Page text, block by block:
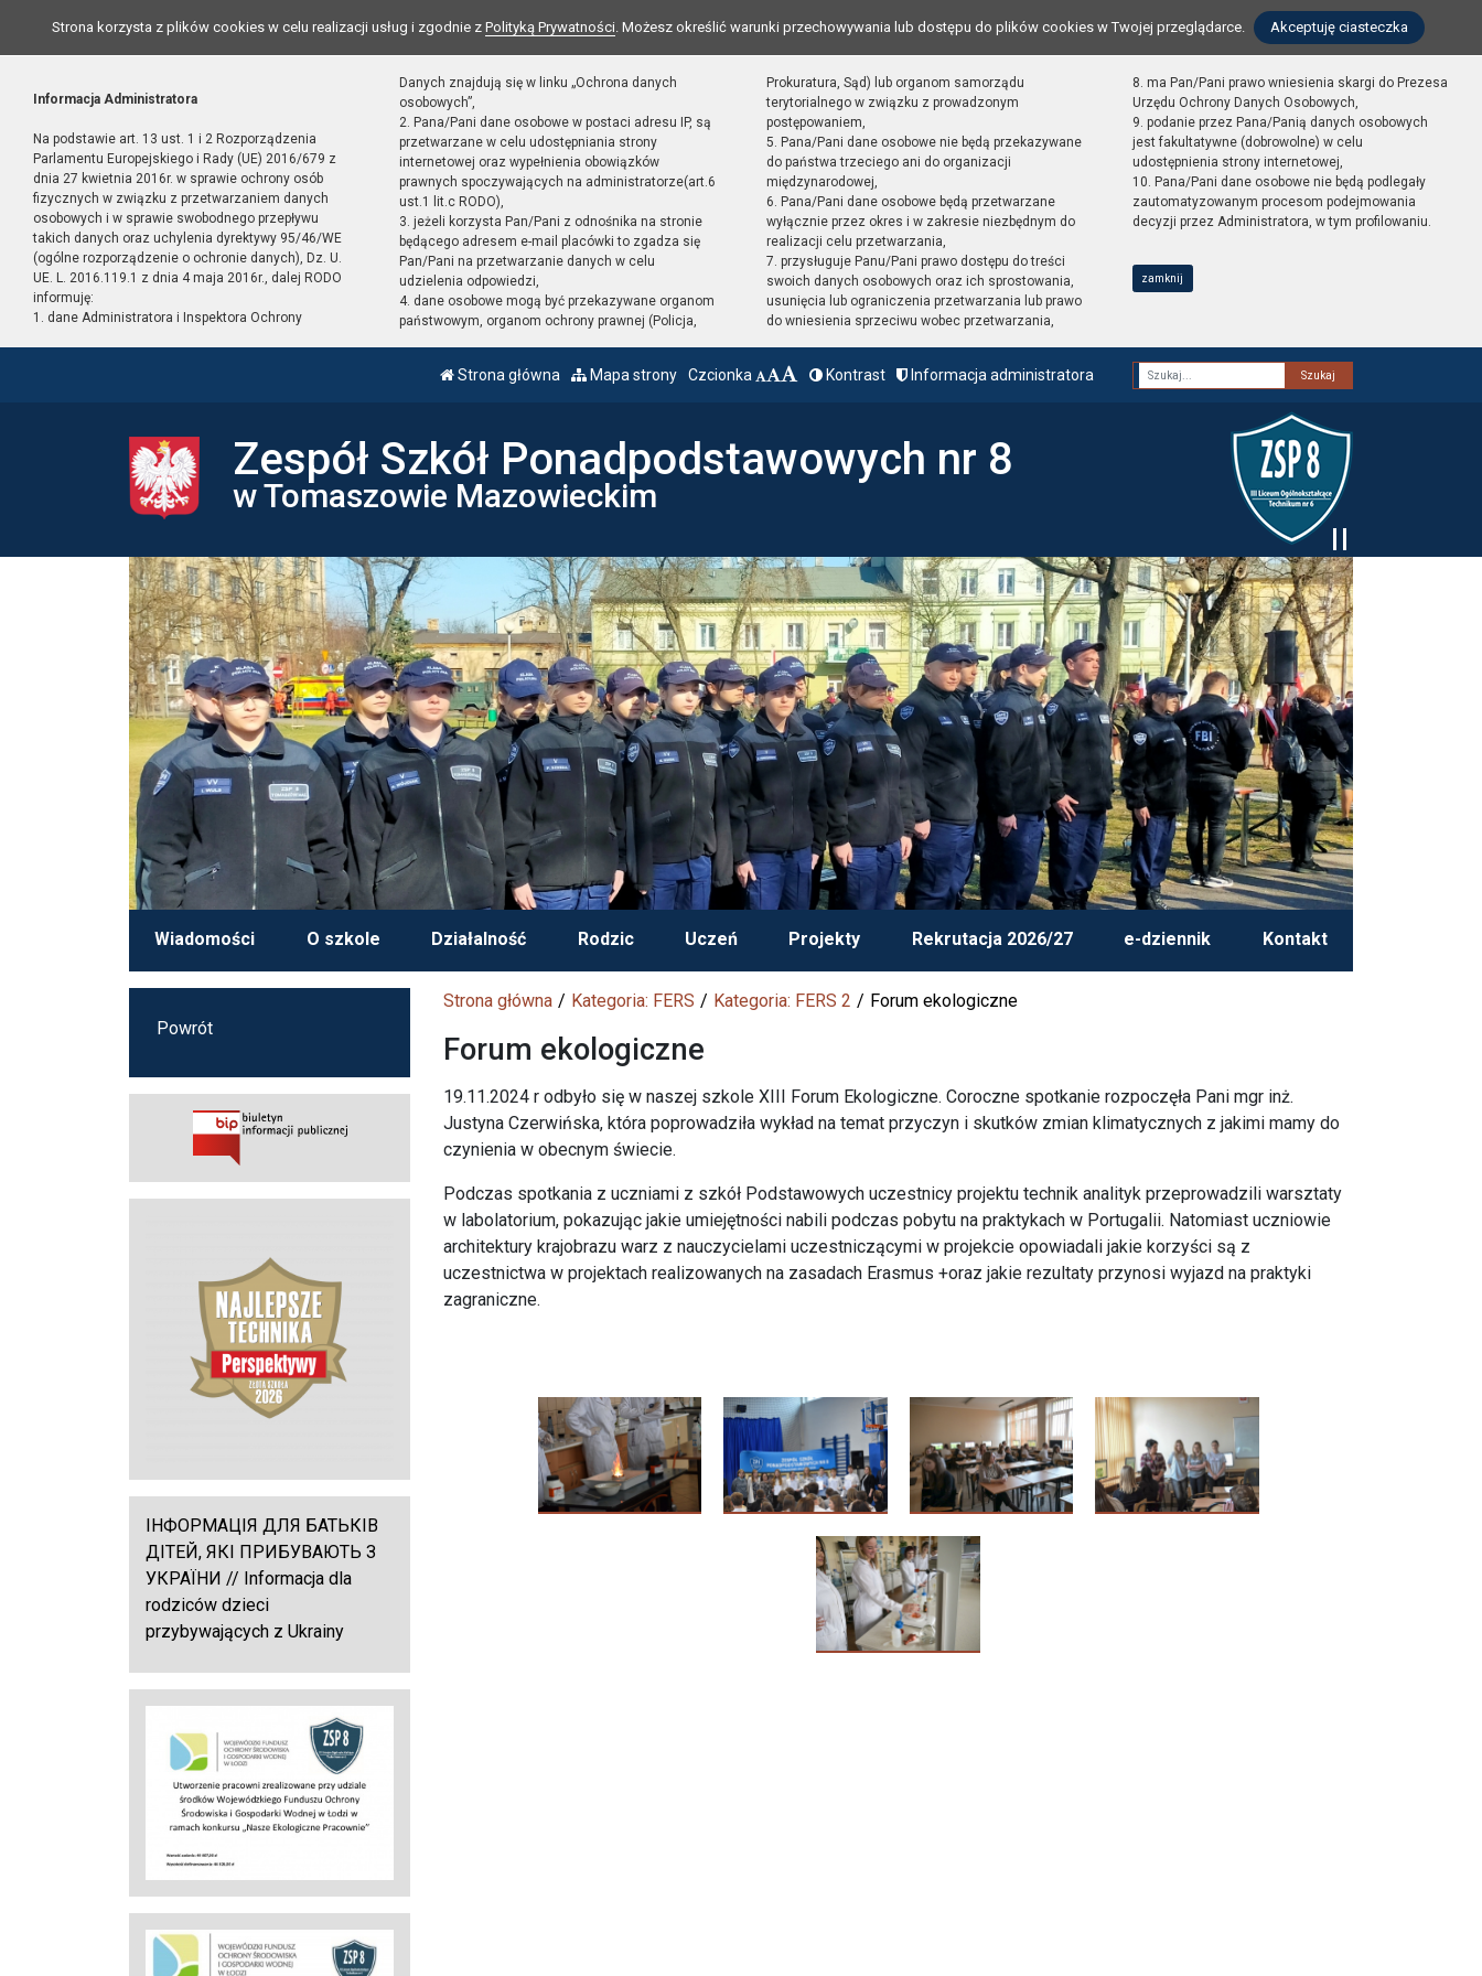
Strona korzysta z plików cookies w celu realizacji usług i zgodnie z Polityką Prywatności. Możesz określić warunki przechowywania lub dostępu do plików cookies w Twojej przeglądarce. Akceptuję ciasteczka
Informacja Administratora
Na podstawie art. 13 ust. 1 i 2 Rozporządzenia
Parlamentu Europejskiego i Rady (UE) 2016/679 z
dnia 27 kwietnia 2016r. w sprawie ochrony osób
fizycznych w związku z przetwarzaniem danych
osobowych i w sprawie swobodnego przepływu
takich danych oraz uchylenia dyrektywy 95/46/WE
(ogólne rozporządzenie o ochronie danych), Dz. U.
UE. L. 2016.119.1 z dnia 4 maja 2016r., dalej RODO
informuję:
1. dane Administratora i Inspektora Ochrony
Danych znajdują się w linku „Ochrona danych
osobowych”,
2. Pana/Pani dane osobowe w postaci adresu IP, są
przetwarzane w celu udostępniania strony
internetowej oraz wypełnienia obowiązków
prawnych spoczywających na administratorze(art.6
ust.1 lit.c RODO),
3. jeżeli korzysta Pan/Pani z odnośnika na stronie
będącego adresem e-mail placówki to zgadza się
Pan/Pani na przetwarzanie danych w celu
udzielenia odpowiedzi,
4. dane osobowe mogą być przekazywane organom
państwowym, organom ochrony prawnej (Policja,
Prokuratura, Sąd) lub organom samorządu
terytorialnego w związku z prowadzonym
postępowaniem,
5. Pana/Pani dane osobowe nie będą przekazywane
do państwa trzeciego ani do organizacji
międzynarodowej,
6. Pana/Pani dane osobowe będą przetwarzane
wyłącznie przez okres i w zakresie niezbędnym do
realizacji celu przetwarzania,
7. przysługuje Panu/Pani prawo dostępu do treści
swoich danych osobowych oraz ich sprostowania,
usunięcia lub ograniczenia przetwarzania lub prawo
do wniesienia sprzeciwu wobec przetwarzania,
8. ma Pan/Pani prawo wniesienia skargi do Prezesa
Urzędu Ochrony Danych Osobowych,
9. podanie przez Pana/Panią danych osobowych
jest fakultatywne (dobrowolne) w celu
udostępnienia strony internetowej,
10. Pana/Pani dane osobowe nie będą podlegały
zautomatyzowanym procesom podejmowania
decyzji przez Administratora, w tym profilowaniu.
zamknij
Strona główna Mapa strony Czcionka Kontrast Informacja administratora
Fraza
Zespół Szkół Ponadpodstawowych nr 8
w Tomaszowie Mazowieckim
Wiadomości O szkole Działalność Rodzic Uczeń Projekty Rekrutacja 2026/27 e-dziennik Kontakt
Strona główna Kategoria: FERS Kategoria: FERS 2 Forum ekologiczne
Forum ekologiczne
19.11.2024 r odbyło się w naszej szkole XIII Forum Ekologiczne. Coroczne spotkanie rozpoczęła Pani mgr inż.
Justyna Czerwińska, która poprowadziła wykład na temat przyczyn i skutków zmian klimatycznych z jakimi mamy do
czynienia w obecnym świecie.
Podczas spotkania z uczniami z szkół Podstawowych uczestnicy projektu technik analityk przeprowadzili warsztaty
w labolatorium, pokazując jakie umiejętności nabili podczas pobytu na praktykach w Portugalii. Natomiast uczniowie
architektury krajobrazu warz z nauczycielami uczestniczącymi w projekcie opowiadali jakie korzyści są z
uczestnictwa w projektach realizowanych na zasadach Erasmus +oraz jakie rezultaty przynosi wyjazd na praktyki
zagraniczne.
Powrót
ІНФОРМАЦІЯ ДЛЯ БАТЬКІВ
ДІТЕЙ, ЯКІ ПРИБУВАЮТЬ З
УКРАЇНИ // Informacja dla
rodziców dzieci
przybywających z Ukrainy